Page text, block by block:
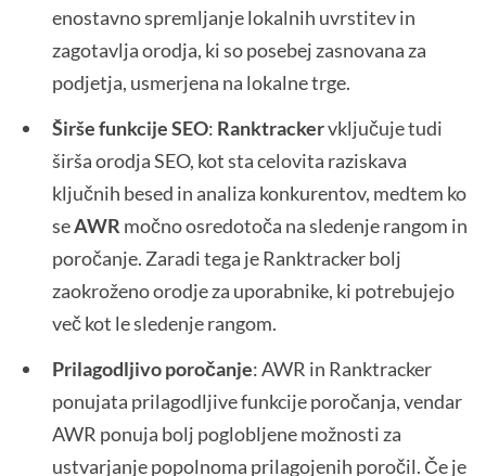
enostavno spremljanje lokalnih uvrstitev in
zagotavlja orodja, ki so posebej zasnovana za
podjetja, usmerjena na lokalne trge.
Širše funkcije SEO: Ranktrackervključuje tudi
širša orodja SEO, kot sta celovita raziskava
ključnih besed in analiza konkurentov, medtem ko
seAWR močno osredotoča na sledenje rangom in
poročanje. Zaradi tega je Ranktracker bolj
zaokroženo orodje za uporabnike, ki potrebujejo
več kot le sledenje rangom.
Prilagodljivo poročanje: AWR in Ranktracker
ponujata prilagodljive funkcije poročanja, vendar
AWR ponuja bolj poglobljene možnosti za
ustvarjanje popolnoma prilagojenih poročil. Če je